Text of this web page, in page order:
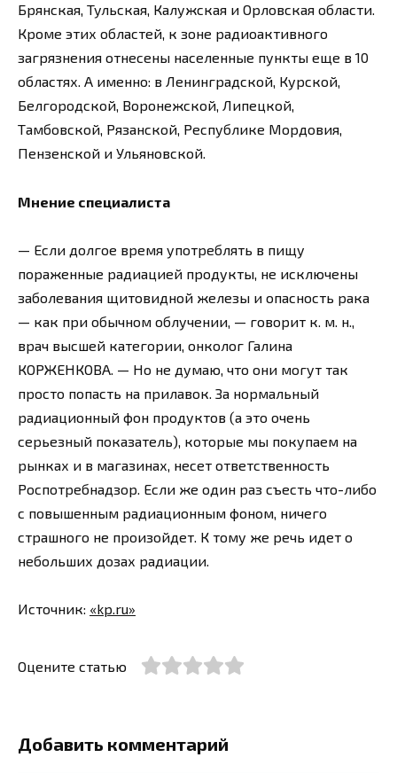
Брянская, Тульская, Калужская и Орловская области.
Кроме этих областей, к зоне радиоактивного
загрязнения отнесены населенные пункты еще в 10
областях. А именно: в Ленинградской, Курской,
Белгородской, Воронежской, Липецкой,
Тамбовской, Рязанской, Республике Мордовия,
Пензенской и Ульяновской.
Мнение специалиста
— Если долгое время употреблять в пищу
пораженные радиацией продукты, не исключены
заболевания щитовидной железы и опасность рака
— как при обычном облучении, — говорит к. м. н.,
врач высшей категории, онколог Галина
КОРЖЕНКОВА. — Но не думаю, что они могут так
просто попасть на прилавок. За нормальный
радиационный фон продуктов (а это очень
серьезный показатель), которые мы покупаем на
рынках и в магазинах, несет ответственность
Роспотребнадзор. Если же один раз съесть что-либо
с повышенным радиационным фоном, ничего
страшного не произойдет. К тому же речь идет о
небольших дозах радиации.
Источник: «kp.ru»
Оцените статью
Добавить комментарий